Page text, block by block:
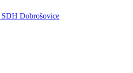
Dobrošovice